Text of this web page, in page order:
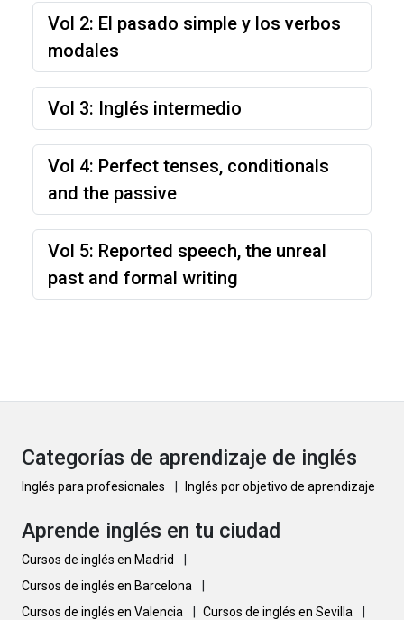
Vol 2: El pasado simple y los verbos
modales
Vol 3: Inglés intermedio
Vol 4: Perfect tenses, conditionals
and the passive
Vol 5: Reported speech, the unreal
past and formal writing
Categorías de aprendizaje de inglés
Inglés para profesionales Inglés por objetivo de aprendizaje
Aprende inglés en tu ciudad
Cursos de inglés en Madrid
Cursos de inglés en Barcelona
Cursos de inglés en Valencia
Cursos de inglés en Sevilla